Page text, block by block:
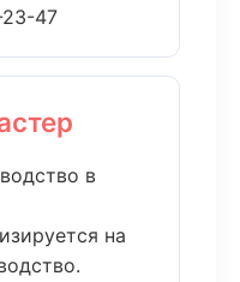
47
в
на